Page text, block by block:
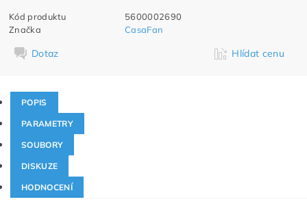
Kód produktu
5600002690
Značka
CasaFan
Dotaz Hlídat cenu
POPIS
PARAMETRY
SOUBORY
DISKUZE
HODNOCENÍ